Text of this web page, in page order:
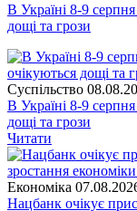
В Україні 8-9
дощі та грози
Суспiльство
В Україні 8-9
дощі та грози
Читати
Економіка
Нацбанк очікує